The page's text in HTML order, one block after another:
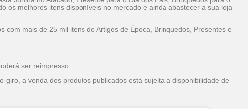
os melhores itens disponíveis no mercado e ainda abastecer a sua loja
mais de 25 mil itens de Artigos de Época, Brinquedos, Presentes e
ser reimpresso.
a venda dos produtos publicados está sujeita a disponibilidade de